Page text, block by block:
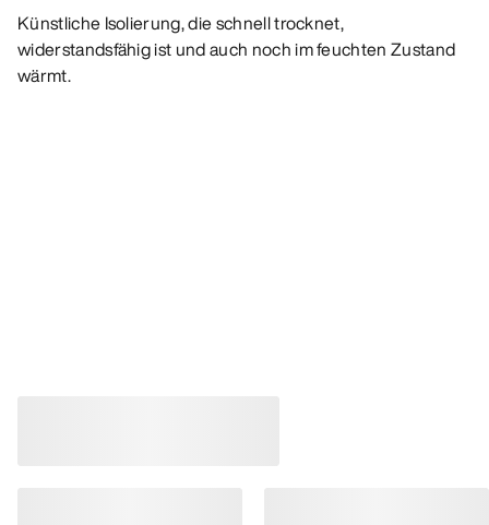
Künstliche Isolierung, die schnell trocknet,
widerstandsfähig ist und auch noch im feuchten Zustand
wärmt.